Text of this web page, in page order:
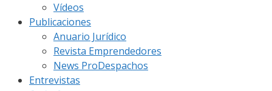
Vídeos
Publicaciones
Anuario Jurídico
Revista Emprendedores
News ProDespachos
Entrevistas